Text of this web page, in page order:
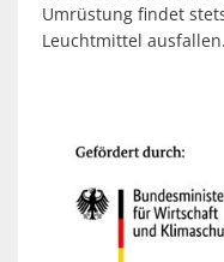
Umrüstung findet
Leuchtmittel ausfallen.